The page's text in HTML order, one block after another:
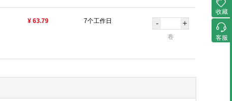
¥ 63.79 7个工作日 - +
卷
收藏
客服